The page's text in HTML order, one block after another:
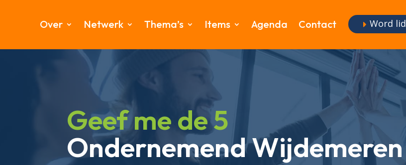
Over Netwerk Thema’s Items Agenda Contact Word lid
Geef me de 5
Ondernemend Wijdemeren